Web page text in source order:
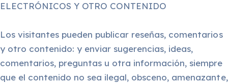
ELECTRÓNICOS Y OTRO CONTENIDO
Los visitantes pueden publicar reseñas, comentarios
y otro contenido: y enviar sugerencias, ideas,
comentarios, preguntas u otra información, siempre
que el contenido no sea ilegal, obsceno, amenazante,